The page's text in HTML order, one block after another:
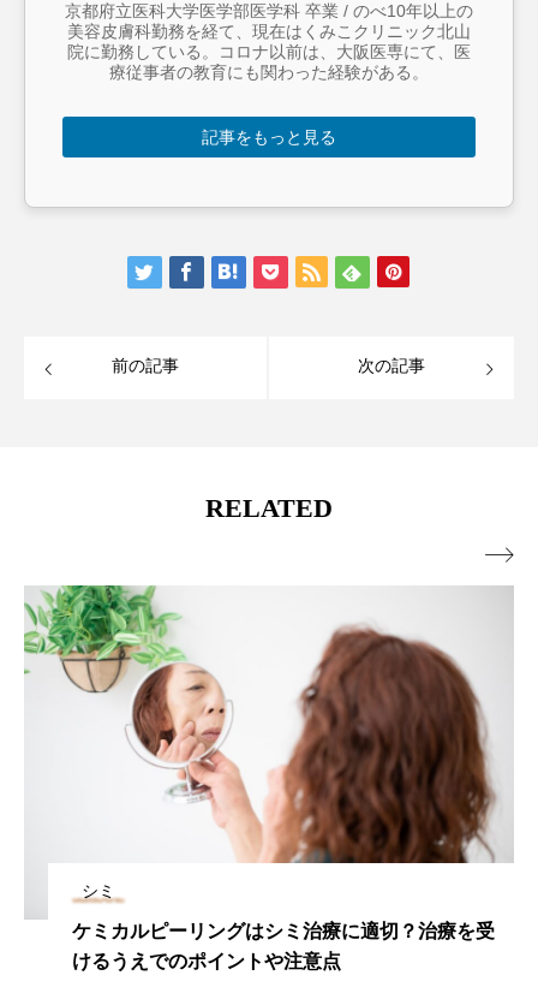
京都府立医科大学医学部医学科 卒業 / のべ10年以上の
美容皮膚科勤務を経て、現在はくみこクリニック北山
院に勤務している。コロナ以前は、大阪医専にて、医
療従事者の教育にも関わった経験がある。
記事をもっと見る
前の記事 次の記事
RELATED
シミ
フォトフェイシャル治療で期待できる美肌効果
や、リスク、効果的に治療を受けるための方法
